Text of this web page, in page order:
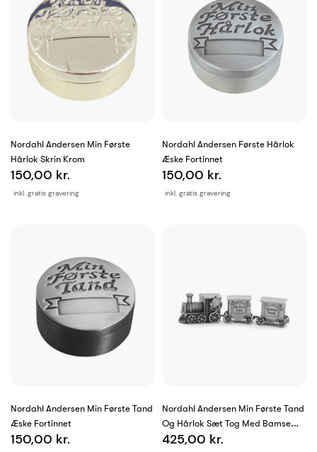
Nordahl Andersen Min Første
Hårlok Skrin Krom
inkl. gratis gravering
150,00 kr.
Nordahl Andersen Første Hårlok
Æske Fortinnet
inkl. gratis gravering
150,00 kr.
Nordahl Andersen Min Første Tand
Æske Fortinnet
150,00 kr.
Nordahl Andersen Min Første Tand
Og Hårlok Sæt Tog Med Bamse
Fortinnet
425,00 kr.